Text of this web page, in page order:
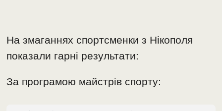
На змаганнях спортсменки з Нікополя
показали гарні результати:
За програмою майстрів спорту: